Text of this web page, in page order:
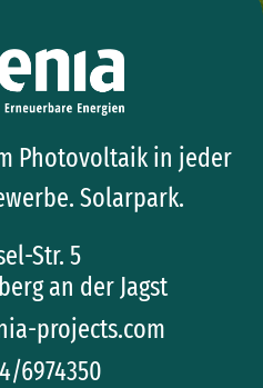
Photovoltaik in jeder
Solarpark.
Str. 5
an der Jagst
projects.com
6974350